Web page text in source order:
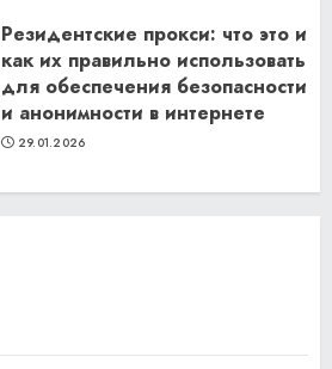
Резидентские прокси: что это и
как их правильно использовать
для обеспечения безопасности
и анонимности в интернете
29.01.2026